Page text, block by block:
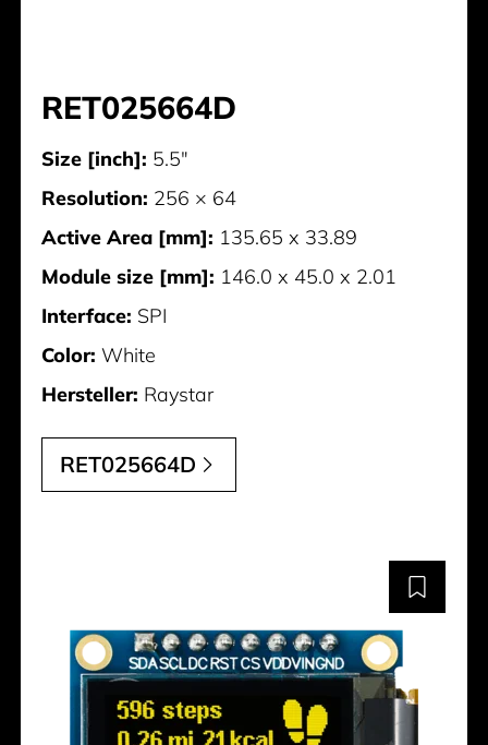
RET025664D
Size [inch]: 5.5"
Resolution: 256 × 64
Active Area [mm]: 135.65 x 33.89
Module size [mm]: 146.0 x 45.0 x 2.01
Interface: SPI
Color: White
Hersteller: Raystar
RET025664D